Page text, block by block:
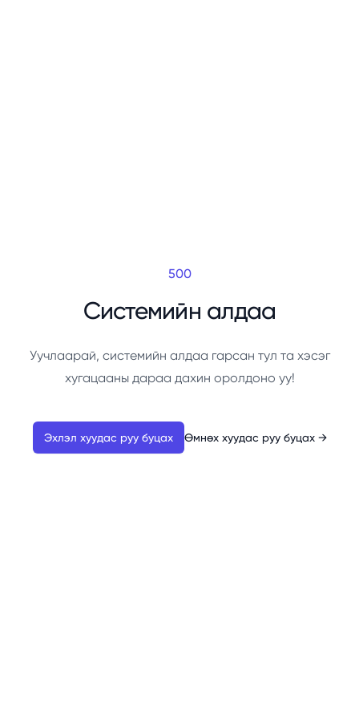
500
Системийн алдаа
Уучлаарай, системийн алдаа гарсан тул та хэсэг
хугацааны дараа дахин оролдоно уу!
Эхлэл хуудас руу буцах Өмнөх хуудас руу буцах →